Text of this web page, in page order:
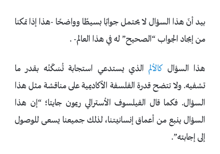
بيد أنّ هذا السؤال لا يحتمل جوابًا بسيطًا وواضحًا -هذا إذا تمكنا
من إيجاد الجواب “الصحيح” له في هذا العالم- .
هذا السؤال كالألمالذي يستدعي استجابة تُسَكّنُه بقدر ما
تشفيه. ولا تتضح قدرة الفلسفة الأكاديمية على مناقشة مثل هذا
السؤال. فكما قال الفيلسوف الأسترالي ريمون جايتا؛ “إن هذا
السؤال ينبع من أعماق إنسانيتنا، لذلك جميعنا يسعى للوصول
إلى إجابته”.